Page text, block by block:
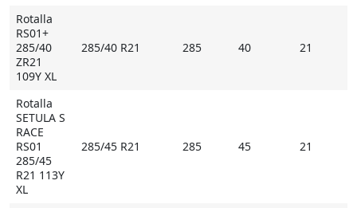
Rotalla
RS01+
285/40
ZR21
109Y XL
285/40 R21 285 40 21
Rotalla
SETULA S
RACE
RS01
285/45
R21 113Y
XL
285/45 R21 285 45 21